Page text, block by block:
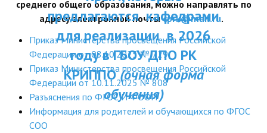
Профессиональная переподготовка
Повышение квалификации
КОНТАКТЫ
ДПП ПК:
Актуальное
предлагаются кафедрами
для реализации в 2026
году в ГБОУ ДПО РК
КРИППО(очная форма
обучения)
среднего общего образования, можно направлять по
адресу электронной почтыcprk@mail.ru.
Приказ Министерства просвещения Российской
Федерации от 08.10.2025 № 729
Приказ Министерства просвещения Российской
Федерации от 10.11.2025 № 808
Разъяснения по ФГОС И ФООП
Информация для родителей и обучающихся по ФГОС
СОО